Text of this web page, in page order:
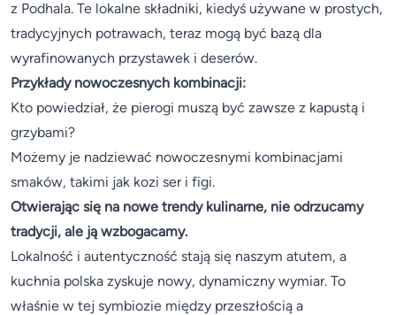
z Podhala. Te lokalne składniki, kiedyś używane w prostych,
tradycyjnych potrawach, teraz mogą być bazą dla
wyrafinowanych przystawek i deserów.
Przykłady nowoczesnych kombinacji:
Kto powiedział, że pierogi muszą być zawsze z kapustą i
grzybami?
Możemy je nadziewać nowoczesnymi kombinacjami
smaków, takimi jak kozi ser i figi.
Otwierając się na nowe trendy kulinarne, nie odrzucamy
tradycji, ale ją wzbogacamy.
Lokalność i autentyczność stają się naszym atutem, a
kuchnia polska zyskuje nowy, dynamiczny wymiar. To
właśnie w tej symbiozie między przeszłością a